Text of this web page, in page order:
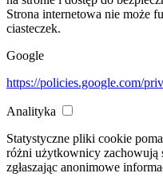
Strona internetowa nie może
ciasteczek.
Google
https://policies.google.com/
Analityka
Statystyczne pliki cookie
różni użytkownicy zachowują
zgłaszając anonimowe